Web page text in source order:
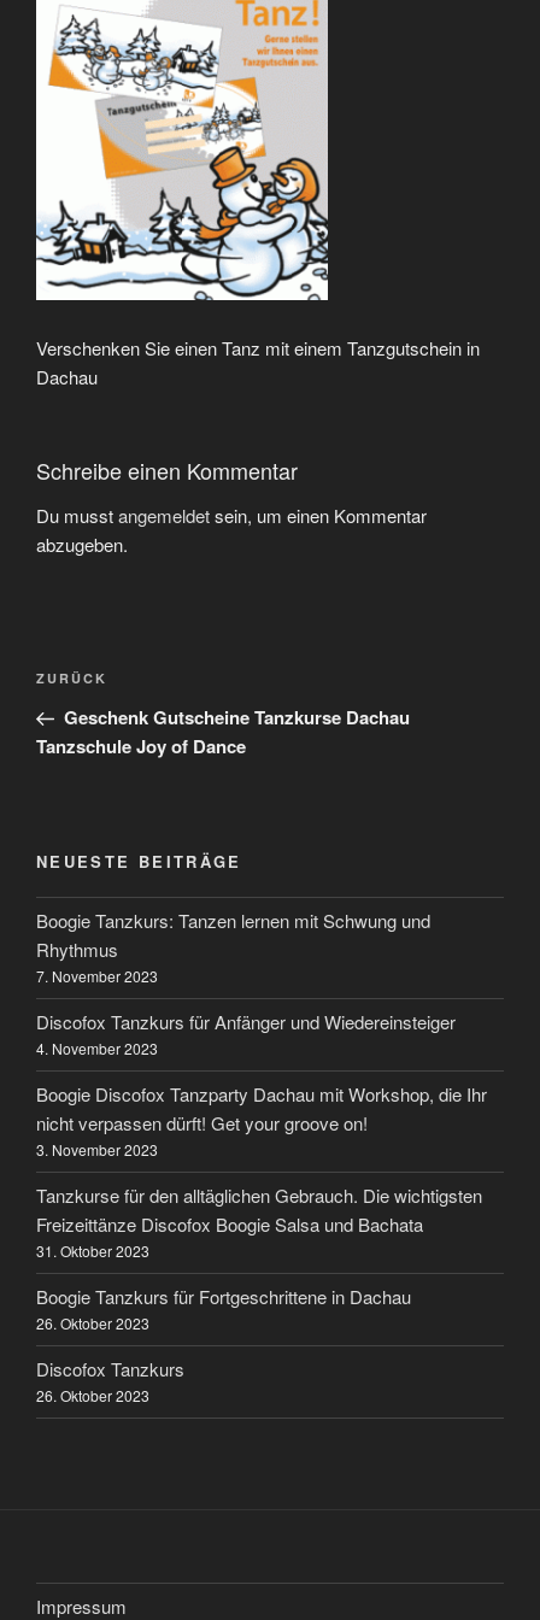
Verschenken Sie einen Tanz mit einem Tanzgutschein in
Dachau
Schreibe einen Kommentar
Du musstangemeldetsein, um einen Kommentar
abzugeben.
Beitragsnavigation
Vorheriger
Beitrag
ZURÜCK
Geschenk Gutscheine Tanzkurse Dachau
Tanzschule Joy of Dance
NEUESTE BEITRÄGE
Boogie Tanzkurs: Tanzen lernen mit Schwung und
Rhythmus
7. November 2023
Discofox Tanzkurs für Anfänger und Wiedereinsteiger
4. November 2023
Boogie Discofox Tanzparty Dachau mit Workshop, die Ihr
nicht verpassen dürft! Get your groove on!
3. November 2023
Tanzkurse für den alltäglichen Gebrauch. Die wichtigsten
Freizeittänze Discofox Boogie Salsa und Bachata
31. Oktober 2023
Boogie Tanzkurs für Fortgeschrittene in Dachau
26. Oktober 2023
Discofox Tanzkurs
26. Oktober 2023
Impressum